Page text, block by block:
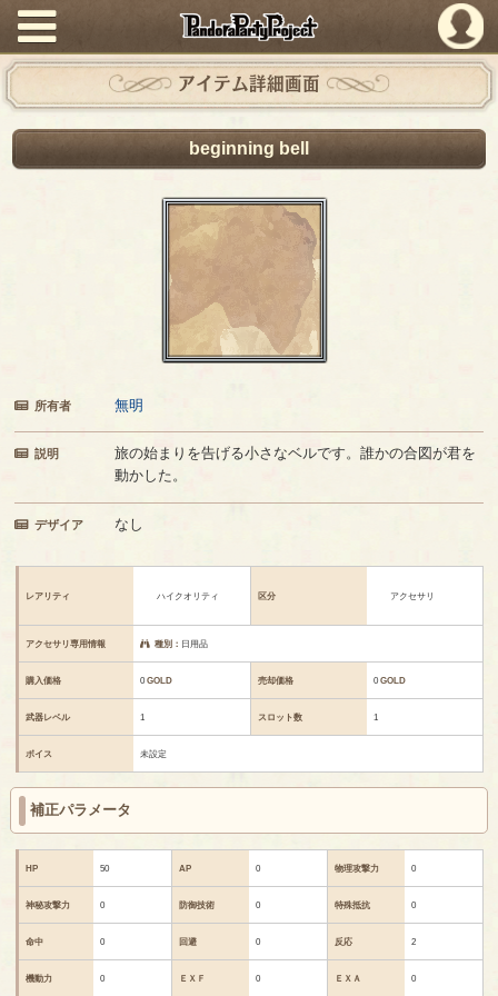
PandoraPartyProject
アイテム詳細画面
beginning bell
所有者 無明
説明
旅の始まりを告げる小さなベルです。誰かの合図が君を
動かした。
デザイア なし
レアリティ ハイクオリティ 区分 アクセサリ
アクセサリ専用情報 種別： 日用品
購入価格 0GOLD 売却価格 0GOLD
武器レベル 1 スロット数 1
ボイス 未設定
補正パラメータ
HP 50 AP 0 物理攻撃力 0
神秘攻撃力 0 防御技術 0 特殊抵抗 0
命中 0 回避 0 反応 2
機動力 0 ＥＸＦ 0 ＥＸＡ 0